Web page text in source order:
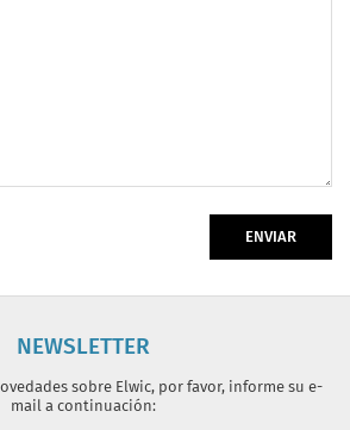
ENVIAR
NEWSLETTER
sobre Elwic, por favor, informe su e-
mail a continuación: